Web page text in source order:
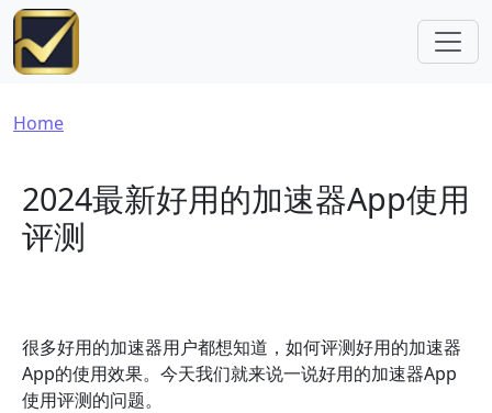
Skip to main content
Breadcrumb
Home
2024最新好用的加速器App使用
评测
很多好用的加速器用户都想知道，如何评测好用的加速器
App的使用效果。今天我们就来说一说好用的加速器App
使用评测的问题。